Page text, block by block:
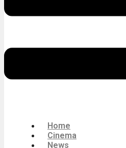
Home
Cinema
News